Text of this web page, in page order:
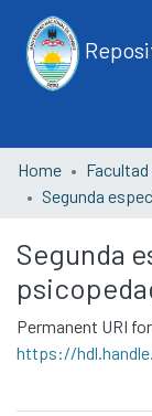
Home
Segunda
Permanent URI
https://